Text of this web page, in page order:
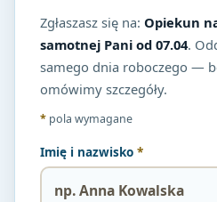
Zgłaszasz się na: Opiekun
samotnej Pani od 07.04.
samego dnia roboczego —
omówimy szczegóły.
* pola wymagane
Imię i nazwisko *